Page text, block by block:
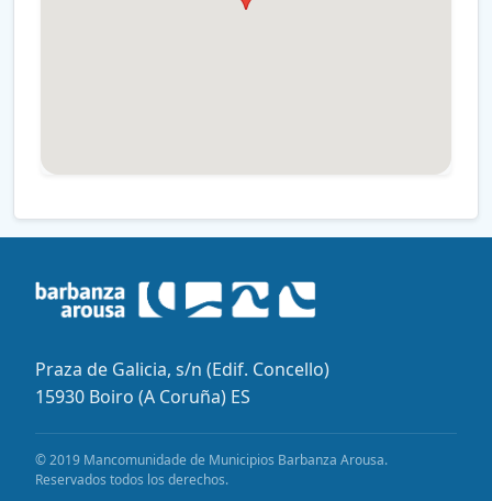
Praza de Galicia, s/n (Edif. Concello)
15930 Boiro (A Coruña) ES
© 2019 Mancomunidade de Municipios Barbanza Arousa.
Reservados todos los derechos.